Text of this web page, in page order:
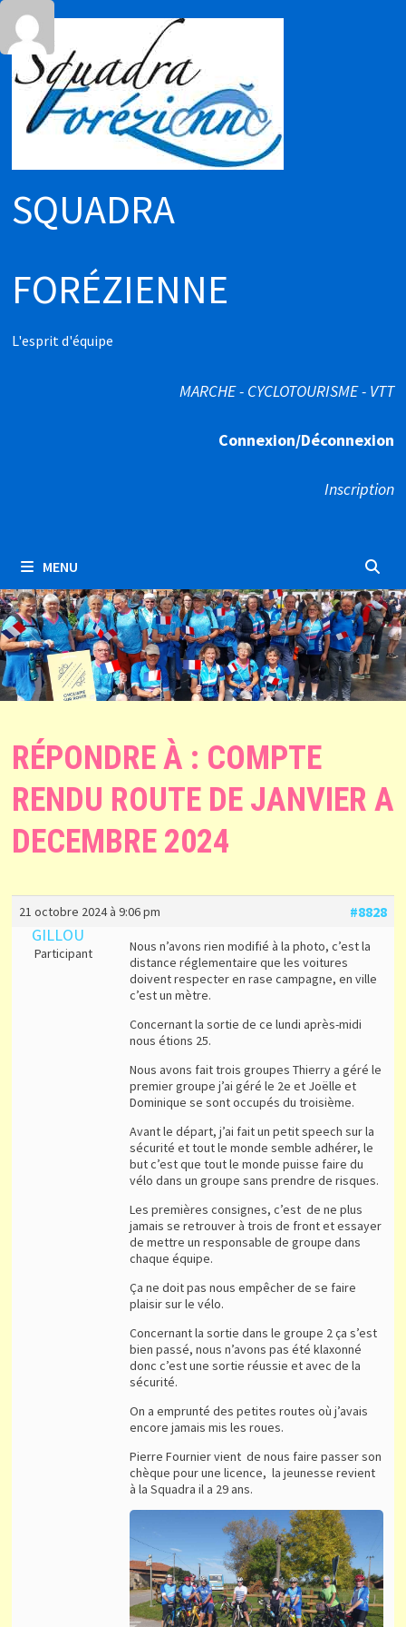
Passer
contenu
SQUADRA
FORÉZIENNE
L'esprit d'équipe
MARCHE - CYCLOTOURISME - VTT
Connexion/Déconnexion
Inscription
MENU
RÉPONDRE À : COMPTE
RENDU ROUTE DE JANVIER A
DECEMBRE 2024
21 octobre 2024 à 9:06 pm #8828
GILLOU
Participant
Nous n’avons rien modifié à la photo, c’est la
distance réglementaire que les voitures
doivent respecter en rase campagne, en ville
c’est un mètre.
Concernant la sortie de ce lundi après-midi
nous étions 25.
Nous avons fait trois groupes Thierry a géré le
premier groupe j’ai géré le 2e et Joëlle et
Dominique se sont occupés du troisième.
Avant le départ, j’ai fait un petit speech sur la
sécurité et tout le monde semble adhérer, le
but c’est que tout le monde puisse faire du
vélo dans un groupe sans prendre de risques.
Les premières consignes, c’est de ne plus
jamais se retrouver à trois de front et essayer
de mettre un responsable de groupe dans
chaque équipe.
Ça ne doit pas nous empêcher de se faire
plaisir sur le vélo.
Concernant la sortie dans le groupe 2 ça s’est
bien passé, nous n’avons pas été klaxonné
donc c’est une sortie réussie et avec de la
sécurité.
On a emprunté des petites routes où j’avais
encore jamais mis les roues.
Pierre Fournier vient de nous faire passer son
chèque pour une licence, la jeunesse revient
à la Squadra il a 29 ans.